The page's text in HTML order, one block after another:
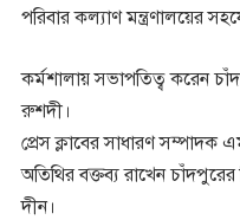
পরিবার কল্যাণ মন্ত্রণালয়ের
কর্মশালায় সভাপতিত্ব করেন
রুশদী।
প্রেস ক্লাবের সাধারণ সম্পাদক
অতিথির বক্তব্য রাখেন
দীন।